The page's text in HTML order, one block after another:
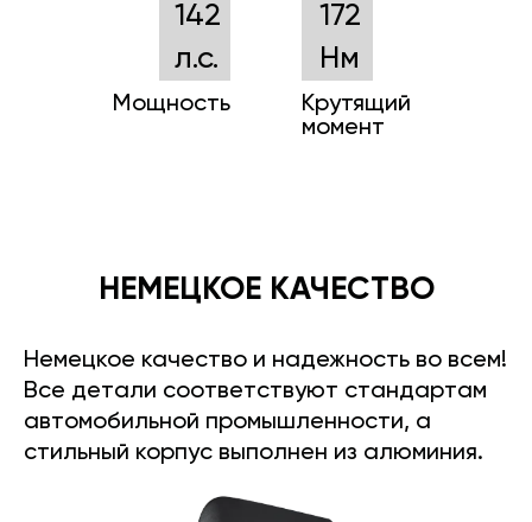
142
л.с.
Мощность
172
Нм
Крутящий
момент
НЕМЕЦКОЕ КАЧЕСТВО
Немецкое качество и надежность во всем!
Все детали соответствуют стандартам
автомобильной промышленности, а
стильный корпус выполнен из алюминия.